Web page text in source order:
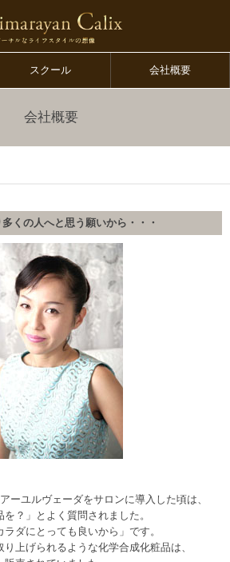
スクール 会社概要
会社概要
くの人へと思う願いから・・・
ーユルヴェーダをサロンに導入した頃は、
を？」とよく質問されました。
ダにとっても良いから」です。
上げられるような化学合成化粧品は、